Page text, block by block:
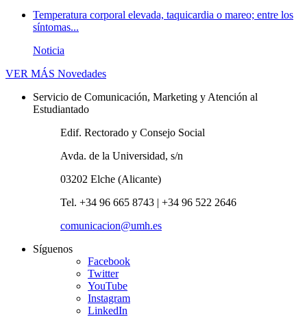
Temperatura corporal elevada, taquicardia o mareo; entre los
síntomas...
Noticia
VER MÁS Novedades
Servicio de Comunicación, Marketing y Atención al
Estudiantado
Edif. Rectorado y Consejo Social
Avda. de la Universidad, s/n
03202 Elche (Alicante)
Tel. +34 96 665 8743 | +34 96 522 2646
comunicacion@umh.es
Síguenos
Facebook
Twitter
YouTube
Instagram
LinkedIn